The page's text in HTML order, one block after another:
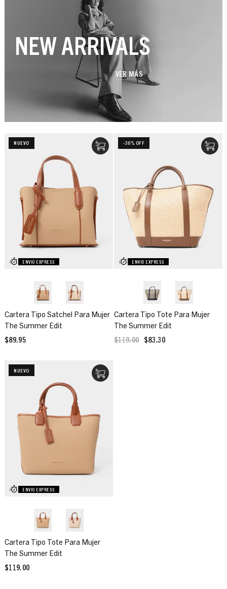
NEW ARRIVALS
VER MÁS
ENVIO EXPRESS
NUEVO
Cartera Tipo Satchel Para Mujer
The Summer Edit
$89.95
ENVIO EXPRESS
-30% OFF
Cartera Tipo Tote Para Mujer
The Summer Edit
$119.00 $83.30
ENVIO EXPRESS
NUEVO
Cartera Tipo Tote Para Mujer
The Summer Edit
$119.00